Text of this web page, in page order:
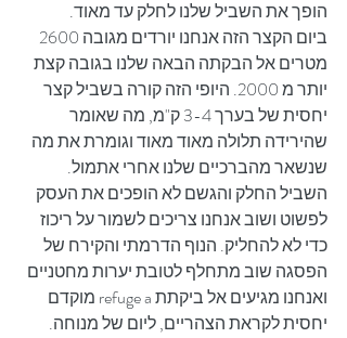
הופך את השביל שלנו לחלק עד מאוד.
מטרים אל הבקתה הבאה שלנו בגובה קצת
יותר מ 2000. היופי הזה קורה בשביל קצר
יחסית של בערך 3-4 ק"מ, מה שאומר
שהירידה תלולה מאוד מאוד וגומרת את מה
שנשאר מהברכיים שלנו אחרי אתמול.
השביל החלק והגשם לא הופכים את העסק
לפשוט ושוב אנחנו צריכים לשמור על ריכוז
כדי לא להחליק. הנוף הדרמתי והקירח של
הפסגה שוב מתחלף לטובת יערות מחטניים
ואנחנו מגיעים אל ביקתת refuge a מוקדם
יחסית לקראת הצהריים, ליום של מנוחה.